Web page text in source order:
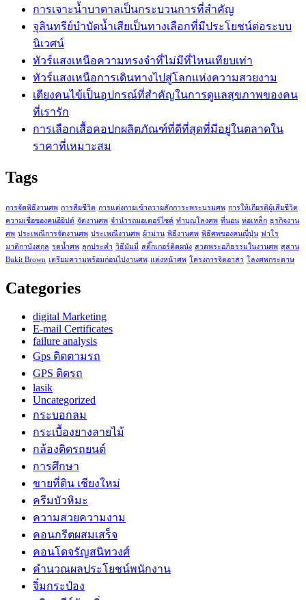
การเจาะน้ำบาดาลเป็นกระบวนการที่สำคัญ
จุลินทรีย์บำบัดน้ำเสียเป็นทางเลือกที่มีประโยชน์ต่อระบบ
นิเวศน์
ทัวร์แสงเหนือความทรงจำที่ไม่มีที่ไหนเทียบเท่า
ทัวร์แสงเหนือการเดินทางไปสู่โลกแห่งความสวยงาม
เตียงคนไข้เป็นอุปกรณ์ที่สำคัญในการดูแลสุขภาพของคน
ที่เรารัก
การเลือกเสื้อคอปกผลิตภัณฑ์ที่ดีที่สุดที่มีอยู่ในตลาดใน
ราคาที่เหมาะสม
Tags
การจัดพิธีงานศพ การสียชีวิต การแต่งกายเข้าถวายสักการะพระบรมศพ การให้เกียรติผู้เสียชีวิต
ความเชื่อของคนอียิปต์ จัดงานศพ จำนำรถมอเตอร์ไซค์ ทำบุญโลงศพ ที่นอน ท่อเหล็ก ธุรกิจงาน
ศพ ประเพณีการจัดงานศพ ประเพณีงานศพ ผ้าม่าน พิธีงานศพ พิธีศพของคนญี่ปุ่น ฟาโร
มาติกาบังสกุล รดน้ำศพ ลูกประคำ วิธีมัมมี่ สติ๊กเกอร์ติดผนัง สวดพระอภิธรรมในงานศพ สุสาน
Bukit Brown เตรียมความพร้อมก่อนไปงานศพ แต่งหน้าศพ โครงการจิตอาสา โลงศพกระดาษ
Categories
digital Marketing
E-mail Certificates
failure analysis
Gps ติดตามรถ
GPS ติดรถ
lasik
Uncategorized
กระบอกลม
กระเบื้องยางลายไม้
กล้องติดรถยนต์
การศึกษา
ขายที่ดิน เชียงใหม่
ครีมบัวหิมะ
ความสวยความงาม
คอนกรีตผสมเสร็จ
คอนโดจรัญสนิทวงศ์
คำนวณผลประโยชน์พนักงาน
จิ๋มกระป๋อง